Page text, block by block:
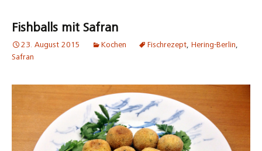
Fishballs mit Safran
23. August 2015 Kochen Fischrezept, Hering-Berlin,
Safran